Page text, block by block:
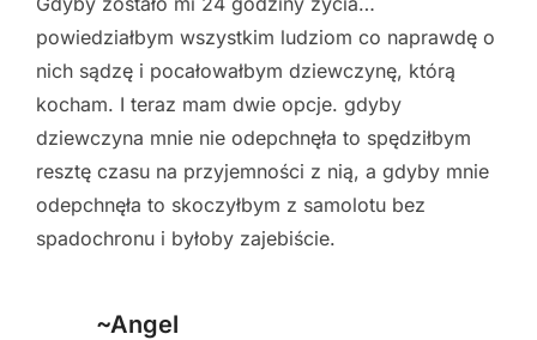
powiedziałbym wszystkim ludziom co naprawdę o
nich sądzę i pocałowałbym dziewczynę, którą
kocham. I teraz mam dwie opcje. gdyby
dziewczyna mnie nie odepchnęła to spędziłbym
resztę czasu na przyjemności z nią, a gdyby mnie
odepchnęła to skoczyłbym z samolotu bez
spadochronu i byłoby zajebiście.
~Angel